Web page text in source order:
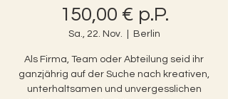
150,00 € p.P.
Sa., 22. Nov. Berlin
Als Firma, Team oder Abteilung seid ihr
ganzjährig auf der Suche nach kreativen,
unterhaltsamen und unvergesslichen